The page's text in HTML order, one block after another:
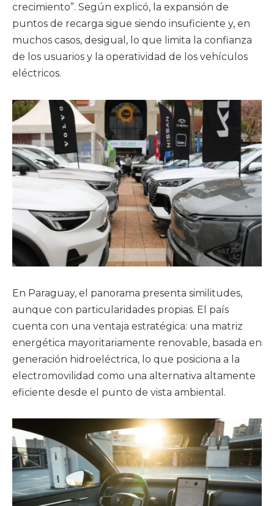
crecimiento”. Según explicó, la expansión de
puntos de recarga sigue siendo insuficiente y, en
muchos casos, desigual, lo que limita la confianza
de los usuarios y la operatividad de los vehículos
eléctricos.
En Paraguay, el panorama presenta similitudes,
aunque con particularidades propias. El país
cuenta con una ventaja estratégica: una matriz
energética mayoritariamente renovable, basada en
generación hidroeléctrica, lo que posiciona a la
electromovilidad como una alternativa altamente
eficiente desde el punto de vista ambiental.